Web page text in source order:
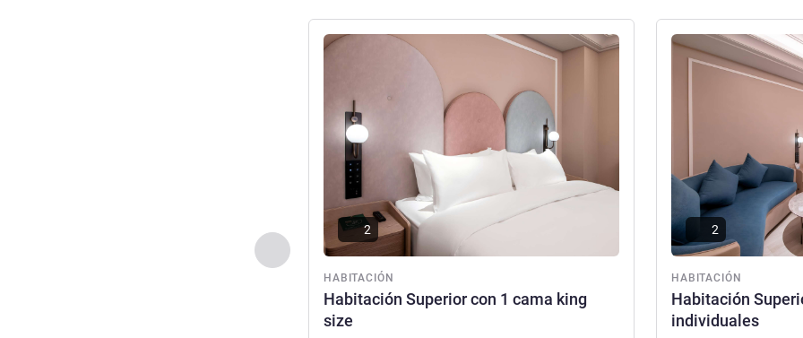
Anterior - Habitación
HABITACIÓN
Habitación Superior con 1 cama king
size
Más información
2
HABITACIÓN
Habitación
individuales
Más información
2